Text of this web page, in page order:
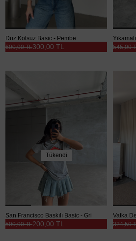
Düz Kolsuz Basic - Pembe
300,00 TL
600,00 TL 545,00
Tükendi
San Francisco Baskılı Basic - Gri
200,00 TL
500,00 TL
Vatka
324,50